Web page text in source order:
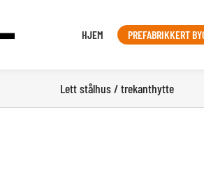
HJEM PREFABRIKKERT
Lett stålhus / trekanthytte